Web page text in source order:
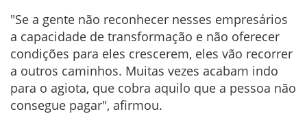
"Se a gente não reconhecer nesses empresários
a capacidade de transformação e não oferecer
condições para eles crescerem, eles vão recorrer
a outros caminhos. Muitas vezes acabam indo
para o agiota, que cobra aquilo que a pessoa não
consegue pagar", afirmou.